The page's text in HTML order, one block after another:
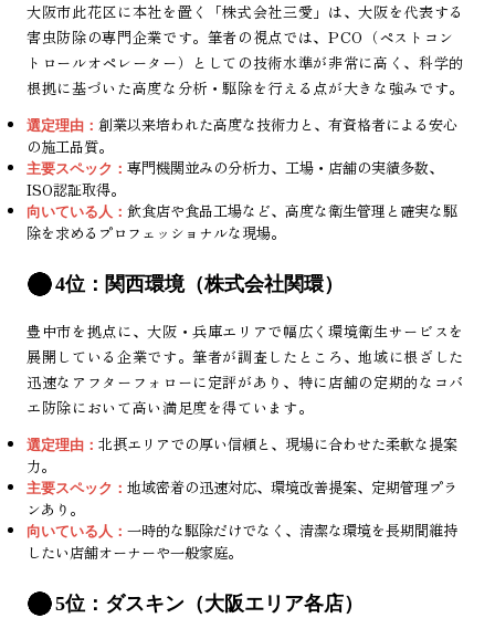
大阪市此花区に本社を置く「株式会社三愛」は、大阪を代表する
害虫防除の専門企業です。筆者の視点では、PCO（ペストコン
トロールオペレーター）としての技術水準が非常に高く、科学的
根拠に基づいた高度な分析・駆除を行える点が大きな強みです。
選定理由： 創業以来培われた高度な技術力と、有資格者による安心
の施工品質。
主要スペック： 専門機関並みの分析力、工場・店舗の実績多数、
ISO認証取得。
向いている人： 飲食店や食品工場など、高度な衛生管理と確実な駆
除を求めるプロフェッショナルな現場。
4位：関西環境（株式会社関環）
豊中市を拠点に、大阪・兵庫エリアで幅広く環境衛生サービスを
展開している企業です。筆者が調査したところ、地域に根ざした
迅速なアフターフォローに定評があり、特に店舗の定期的なコバ
エ防除において高い満足度を得ています。
選定理由： 北摂エリアでの厚い信頼と、現場に合わせた柔軟な提案
力。
主要スペック： 地域密着の迅速対応、環境改善提案、定期管理プラ
ンあり。
向いている人： 一時的な駆除だけでなく、清潔な環境を長期間維持
したい店舗オーナーや一般家庭。
5位：ダスキン（大阪エリア各店）